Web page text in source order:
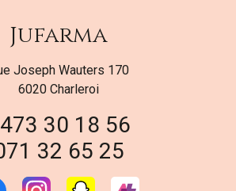
Jufarma
Joseph Wauters 170
6020 Charleroi
30 18 56
32 65 25